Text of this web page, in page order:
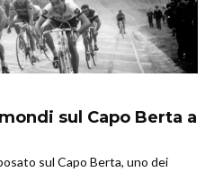
sul Capo Berta a
sul Capo Berta, uno dei